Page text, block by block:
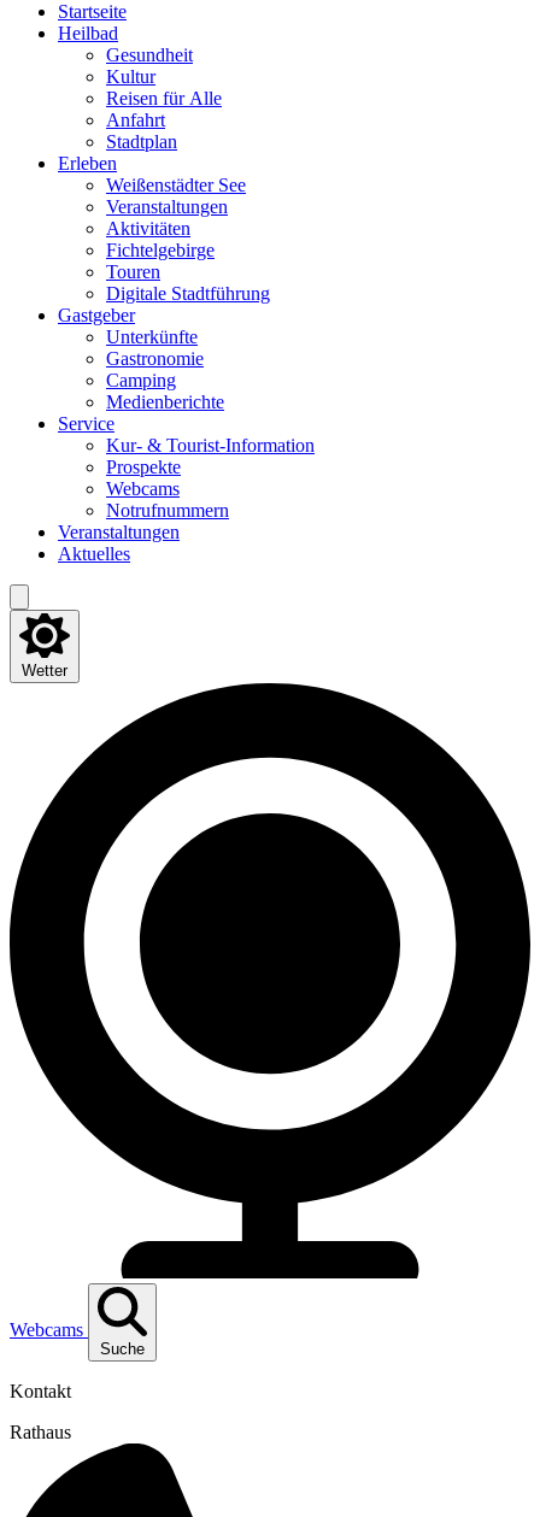
Start­sei­te
Heil­bad
Gesund­heit
Kul­tur
Rei­sen für Alle
Anfahrt
Stadt­plan
Erle­ben
Wei­ßen­städ­ter See
Ver­an­stal­tun­gen
Akti­vi­tä­ten
Fich­tel­ge­bir­ge
Tou­ren
Digi­ta­le Stadtführung
Gast­ge­ber
Unter­künf­te
Gas­tro­no­mie
Cam­ping
Medi­en­be­rich­te
Ser­vice
Kur- & Tourist-Information
Pro­spek­te
Web­cams
Not­ruf­num­mern
Ver­an­stal­tun­gen
Aktu­el­les
Wetter
Webcams
Suche
Kontakt
Rathaus